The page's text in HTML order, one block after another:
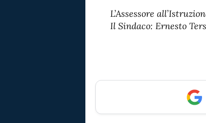
L’Assessore
Il Sindaco: Ernesto